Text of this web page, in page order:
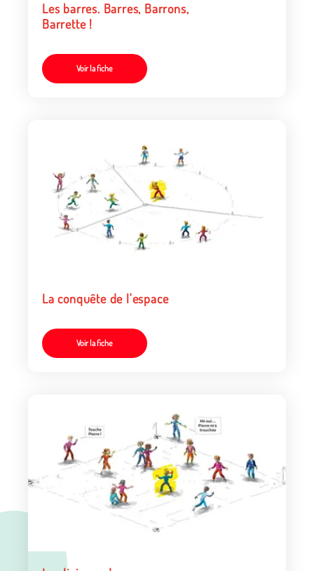
Les barres. Barres, Barrons,
Barrette !
Voir la fiche
La conquête de l'espace
Voir la fiche